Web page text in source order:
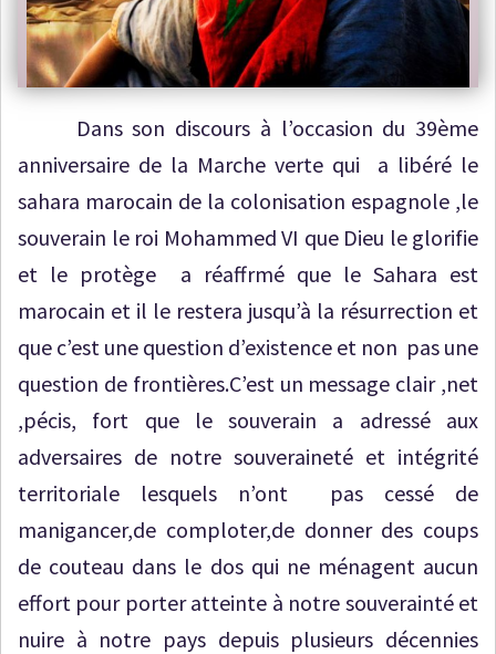
Dans son discours à l’occasion du 39ème
anniversaire de la Marche verte qui a libéré le
sahara marocain de la colonisation espagnole ,le
souverain le roi Mohammed VI que Dieu le glorifie
et le protège a réaffrmé que le Sahara est
marocain et il le restera jusqu’à la résurrection et
que c’est une question d’existence et non pas une
question de frontières.C’est un message clair ,net
,pécis, fort que le souverain a adressé aux
adversaires de notre souveraineté et intégrité
territoriale lesquels n’ont pas cessé de
manigancer,de comploter,de donner des coups
de couteau dans le dos qui ne ménagent aucun
effort pour porter atteinte à notre souverainté et
nuire à notre pays depuis plusieurs décennies